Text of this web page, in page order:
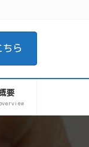
ちら
要